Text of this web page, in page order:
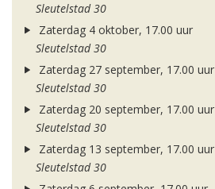
Sleutelstad 30
Zaterdag 4 oktober, 17.00 uur
Sleutelstad 30
Zaterdag 27 september, 17.00 uur
Sleutelstad 30
Zaterdag 20 september, 17.00 uur
Sleutelstad 30
Zaterdag 13 september, 17.00 uur
Sleutelstad 30